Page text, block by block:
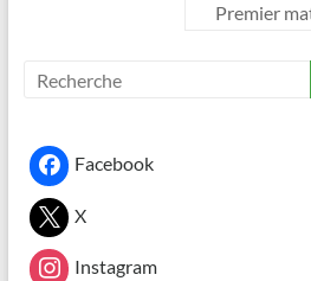
Premier
Facebook
X
Instagram